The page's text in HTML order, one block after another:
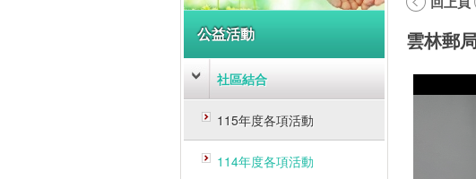
公益活動
社區結合
115年度各項活動
114年度各項活動
雲林郵